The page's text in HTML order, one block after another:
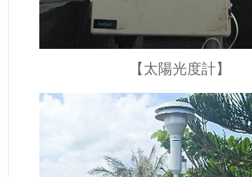
【太陽光度計】